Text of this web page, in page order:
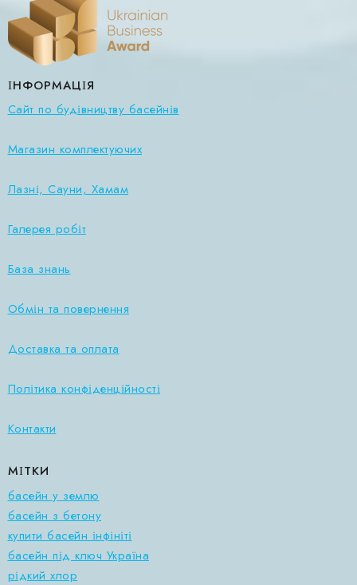
ІНФОРМАЦІЯ
Сайт по будівництву басейнів
Магазин комплектуючих
Лазні, Сауни, Хамам
Галерея робіт
База знань
Обмін та повернення
Доставка та оплата
Політика конфіденційності
Контакти
МІТКИ
басейн у землю
басейн з бетону
купити басейн інфініті
басейн під ключ Україна
рідкий хлор